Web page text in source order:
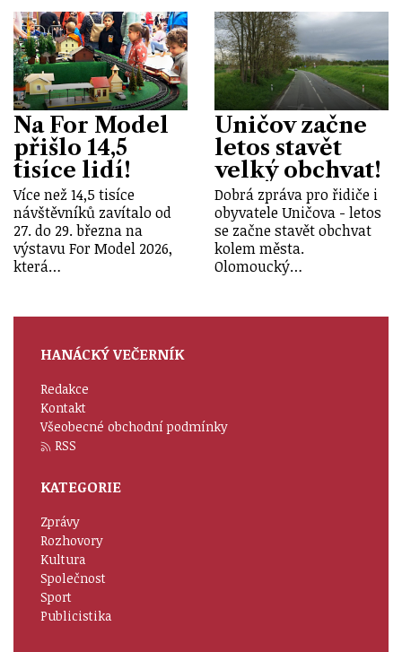
Na For Model
přišlo 14,5
tisíce lidí!
Více než 14,5 tisíce
návštěvníků zavítalo od
27. do 29. března na
výstavu For Model 2026,
která…
Uničov začne
letos stavět
velký obchvat!
Dobrá zpráva pro řidiče i
obyvatele Uničova - letos
se začne stavět obchvat
kolem města.
Olomoucký…
HANÁCKÝ VEČERNÍK
Redakce
Kontakt
Všeobecné obchodní podmínky
RSS
KATEGORIE
Zprávy
Rozhovory
Kultura
Společnost
Sport
Publicistika